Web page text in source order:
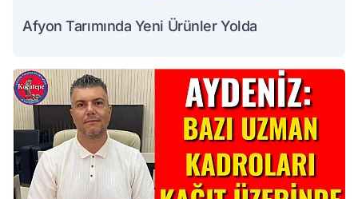
Afyon Tarımında Yeni Ürünler Yolda